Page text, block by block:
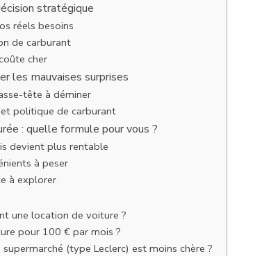
stratégique
réels besoins
de carburant
cher
les mauvaises surprises
tête à déminer
politique de carburant
: quelle formule pour vous ?
devient plus rentable
à peser
à explorer
une location de voiture ?
pour 100 € par mois ?
(type Leclerc) est moins chère ?